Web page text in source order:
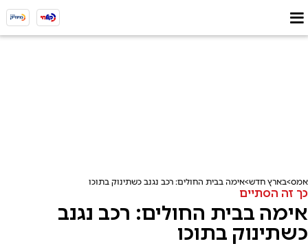
אמס בארץ חדש אימה בבית החולים: רכב נגנב כשתינוק בתוכו
כך זה הסתיים
אימה בבית החולים: רכב נגנב
כשתינוק בתוכו